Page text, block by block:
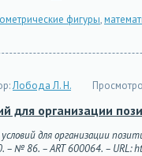
фигуры,
Лобода Л. Н.
для организации
условий для организации
– № 86. – ART 600064. – URL: